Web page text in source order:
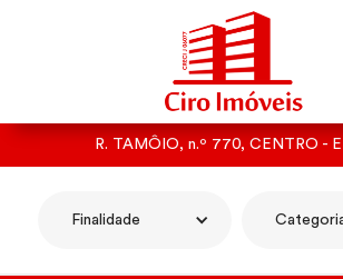
R. TAMÔIO, n.º 770, CENTRO -
Finalidade